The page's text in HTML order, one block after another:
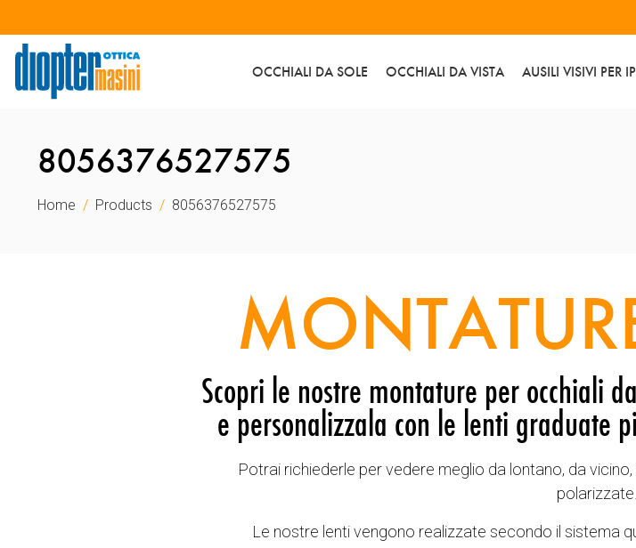
OCCHIALI DA SOLE OCCHIALI DA VISTA AUSILI VISIVI PER
8056376527575
Home Products 8056376527575
Scopri le nostre montature per occhiali
e personalizzala con le lenti graduate
Potrai richiederle per vedere meglio da lontano, da
polarizzate.
Le nostre lenti vengono realizzate secondo il sistema